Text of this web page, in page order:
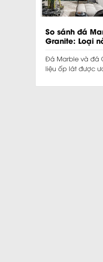
So sánh đá
Granite: Loại
nhà bạn?
Đá Marble và đá
liệu ốp lát được